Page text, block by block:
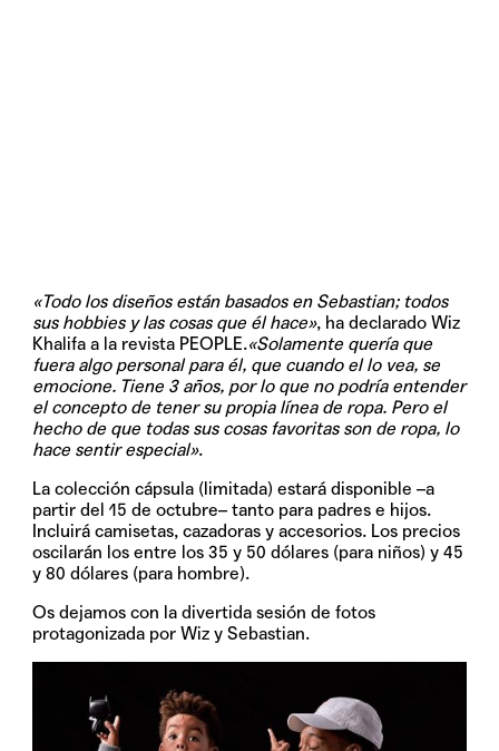
«Todo los diseños están basados en Sebastian; todos
sus hobbies y las cosas que él hace», ha declarado Wiz
Khalifa a la revista PEOPLE.«Solamente quería que
fuera algo personal para él, que cuando el lo vea, se
emocione. Tiene 3 años, por lo que no podría entender
el concepto de tener su propia línea de ropa. Pero el
hecho de que todas sus cosas favoritas son de ropa, lo
hace sentir especial».
La colección cápsula (limitada) estará disponible –a
partir del 15 de octubre– tanto para padres e hijos.
Incluirá camisetas, cazadoras y accesorios. Los precios
oscilarán los entre los35 y 50 dólares (para niños) y45
y 80 dólares (para hombre).
Os dejamos con la divertida sesión de fotos
protagonizada por Wiz y Sebastian.